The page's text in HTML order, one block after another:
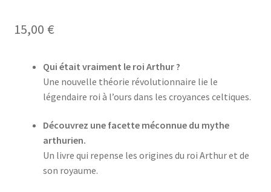
15,00 €
Qui était vraiment le roi Arthur ?
Une nouvelle théorie révolutionnaire lie le
légendaire roi à l’ours dans les croyances celtiques.
Découvrez une facette méconnue du mythe
arthurien.
Un livre qui repense les origines du roi Arthur et de
son royaume.